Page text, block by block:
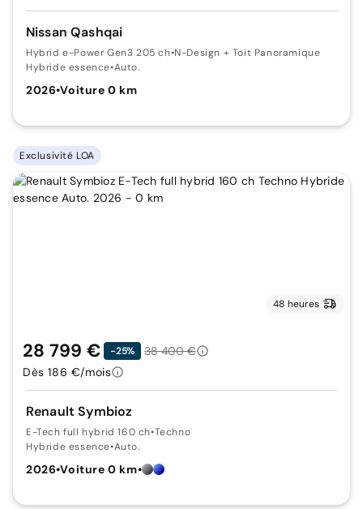
Nissan Qashqai
Hybrid e-Power Gen3 205 ch•N-Design + Toit Panoramique
Hybride essence•Auto.
2026•Voiture 0 km
Exclusivité LOA
48 heures
Renault Symbioz
E-Tech full hybrid 160 ch•Techno
Hybride essence•Auto.
2026•Voiture 0 km•
28 799 € -25%
38 400 €
Dès 186 €/mois